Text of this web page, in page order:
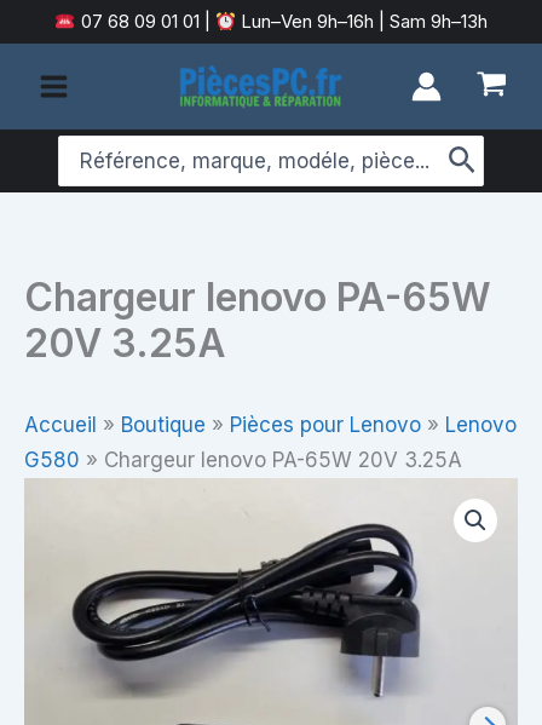
au
contenu
07 68 09 01 01 Lun–Ven 9h–16h | Sam 9h–13h
Search
for:
Chargeur lenovo PA-65W
20V 3.25A
Accueil » Boutique » Pièces pour Lenovo » Lenovo
G580 » Chargeur lenovo PA-65W 20V 3.25A